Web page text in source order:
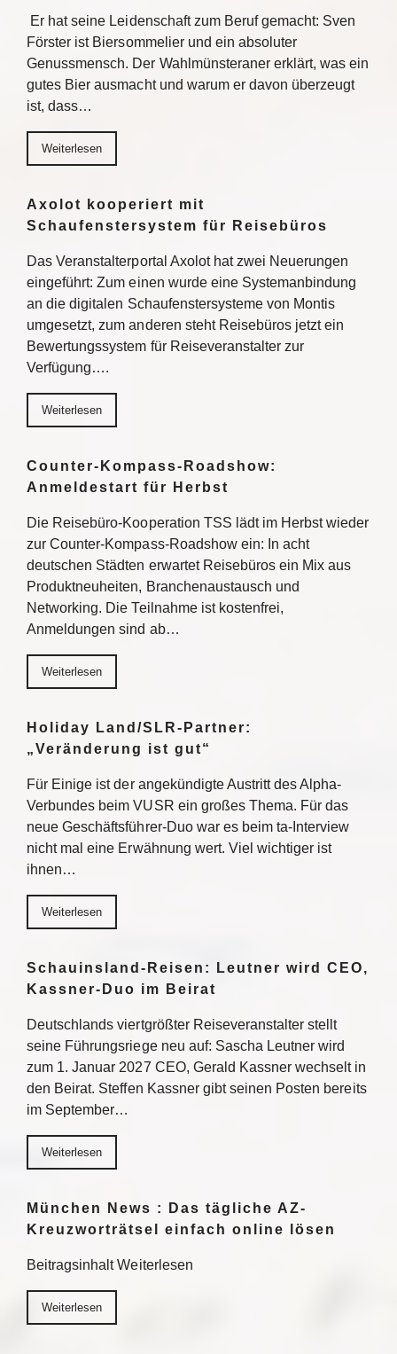
Er hat seine Leidenschaft zum Beruf gemacht: Sven
Förster ist Biersommelier und ein absoluter
Genussmensch. Der Wahlmünsteraner erklärt, was ein
gutes Bier ausmacht und warum er davon überzeugt
ist, dass…
Weiterlesen
Axolot kooperiert mit
Schaufenstersystem für Reisebüros
Das Veranstalterportal Axolot hat zwei Neuerungen
eingeführt: Zum einen wurde eine Systemanbindung
an die digitalen Schaufenstersysteme von Montis
umgesetzt, zum anderen steht Reisebüros jetzt ein
Bewertungssystem für Reiseveranstalter zur
Verfügung….
Weiterlesen
Counter-Kompass-Roadshow:
Anmeldestart für Herbst
Die Reisebüro-Kooperation TSS lädt im Herbst wieder
zur Counter-Kompass-Roadshow ein: In acht
deutschen Städten erwartet Reisebüros ein Mix aus
Produktneuheiten, Branchenaustausch und
Networking. Die Teilnahme ist kostenfrei,
Anmeldungen sind ab…
Weiterlesen
Holiday Land/SLR-Partner:
„Veränderung ist gut“
Für Einige ist der angekündigte Austritt des Alpha-
Verbundes beim VUSR ein großes Thema. Für das
neue Geschäftsführer-Duo war es beim ta-Interview
nicht mal eine Erwähnung wert. Viel wichtiger ist
ihnen…
Weiterlesen
Schauinsland-Reisen: Leutner wird CEO,
Kassner-Duo im Beirat
Deutschlands viertgrößter Reiseveranstalter stellt
seine Führungsriege neu auf: Sascha Leutner wird
zum 1. Januar 2027 CEO, Gerald Kassner wechselt in
den Beirat. Steffen Kassner gibt seinen Posten bereits
im September…
Weiterlesen
München News : Das tägliche AZ-
Kreuzworträtsel einfach online lösen
Beitragsinhalt Weiterlesen
Weiterlesen